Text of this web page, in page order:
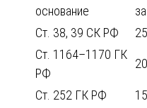
основание
Ст. 38, 39 СК РФ
Ст. 1164–1170 ГК
РФ
Ст. 252 ГК РФ